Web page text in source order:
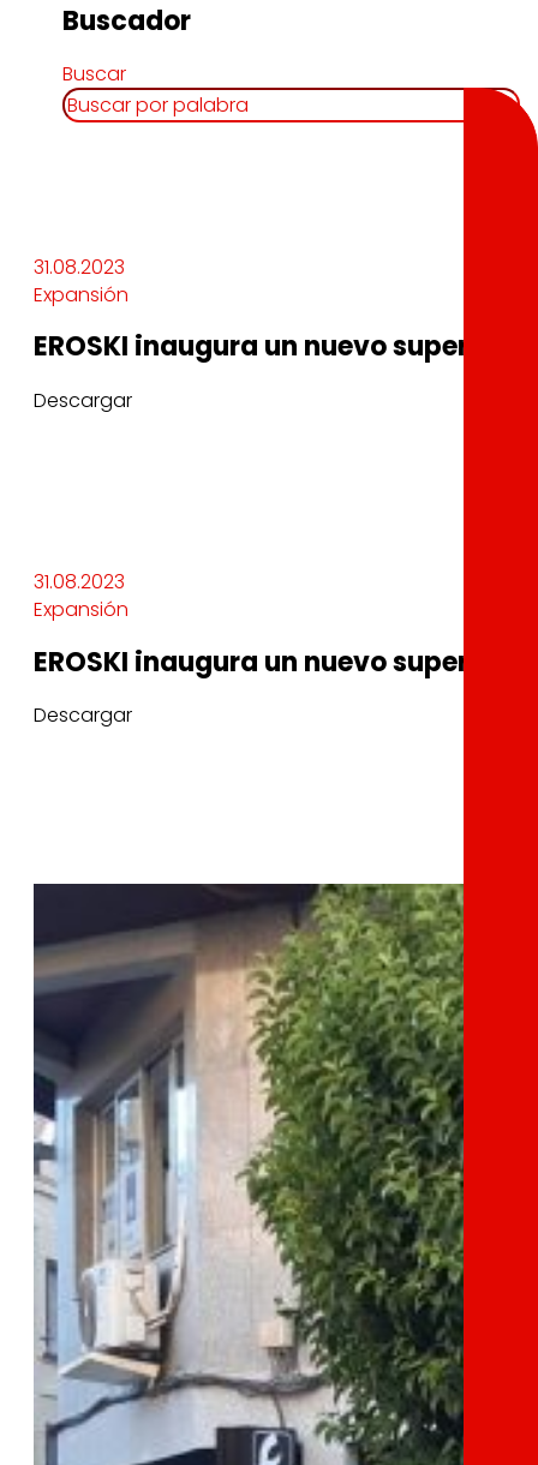
Buscador
Buscar
31.08.2023
Expansión
EROSKI inaugura un nuevo
Descargar
31.08.2023
Expansión
EROSKI inaugura un nuevo
Descargar